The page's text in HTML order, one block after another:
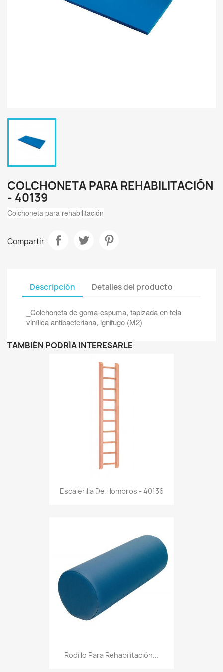
COLCHONETA PARA REHABILITACIÓN
- 40139
Colchoneta para rehabilitación
Compartir
Descripción Detalles del producto
_Colchoneta de goma-espuma, tapizada en tela
vinílica antibacteriana, ignifugo (M2)
TAMBIÉN PODRÍA INTERESARLE
Escalerilla De Hombros - 40136
Rodillo Para Rehabilitación...